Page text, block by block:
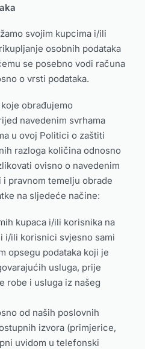
svojim kupcima i/ili
osobnih podataka
se posebno vodi računa
o vrsti podataka.
obrađujemo
navedenim svrhama
u ovoj Politici o zaštiti
razloga količina odnosno
ovisno o navedenim
pravnom temelju obrade
na sljedeće načine:
kupaca i/ili korisnika na
i/ili korisnici svjesno sami
opsegu podataka koji je
usluga, prije
robe i usluga iz našeg
od naših poslovnih
izvora (primjerice,
uvidom u telefonski